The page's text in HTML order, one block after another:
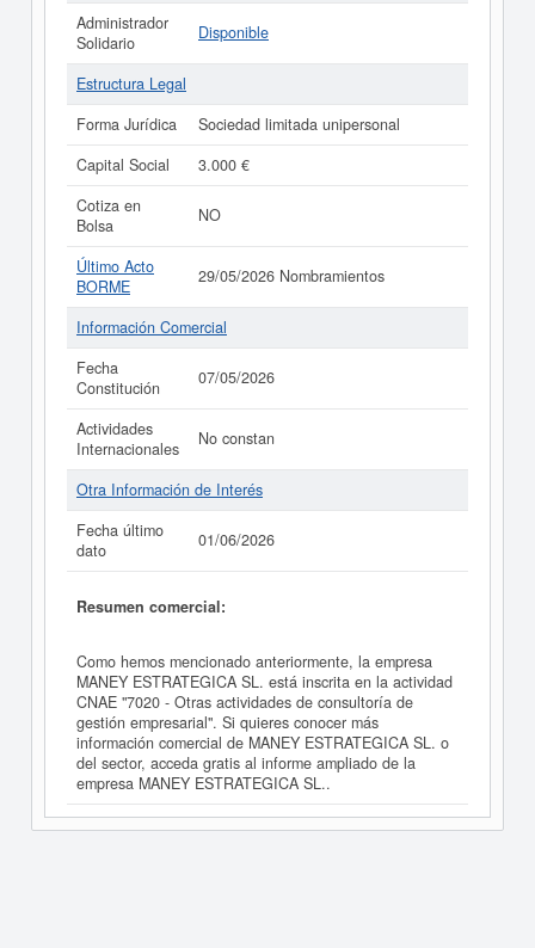
Administrador
Solidario
Disponible
Estructura Legal
Forma Jurídica
Sociedad limitada unipersonal
Capital Social
3.000 €
Cotiza en
Bolsa
NO
Último Acto
BORME
29/05/2026 Nombramientos
Información Comercial
Fecha
Constitución
07/05/2026
Actividades
Internacionales
No constan
Otra Información de Interés
Fecha último
dato
01/06/2026
Resumen comercial:
Como hemos mencionado anteriormente, la empresa
MANEY ESTRATEGICA SL. está inscrita en la actividad
CNAE "7020 - Otras actividades de consultoría de
gestión empresarial". Si quieres conocer más
información comercial de MANEY ESTRATEGICA SL. o
del sector, acceda gratis al informe ampliado de la
empresa MANEY ESTRATEGICA SL..